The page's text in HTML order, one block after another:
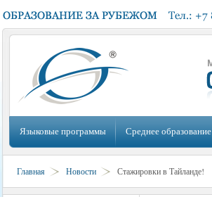
Языковые программы Среднее образование
Главная Новости Стажировки в Тайланде!